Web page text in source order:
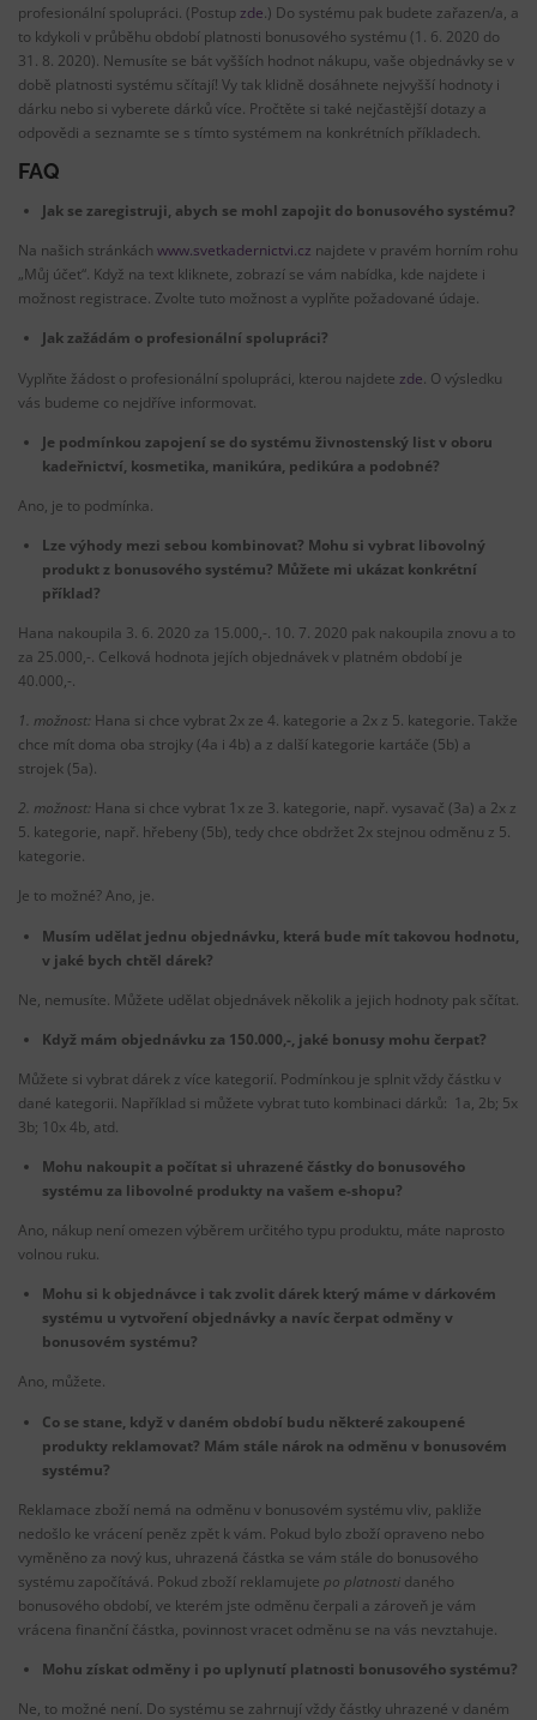
profesionální spolupráci. (Postupzde.) Do systému pak budete zařazen/a, a
to kdykoli v průběhu období platnosti bonusového systému (1. 6. 2020 do
31. 8. 2020). Nemusíte se bát vyšších hodnot nákupu, vaše objednávky se v
době platnosti systému sčítají! Vy tak klidně dosáhnete nejvyšší hodnoty i
dárku nebo si vyberete dárků více. Pročtěte si také nejčastější dotazy a
odpovědi a seznamte se s tímto systémem na konkrétních příkladech.
FAQ
Jak se zaregistruji, abych se mohl zapojit do bonusového systému?
Na našich stránkách www.svetkadernictvi.cz najdete v pravém horním rohu
„Můj účet“. Když na text kliknete, zobrazí se vám nabídka, kde najdete i
možnost registrace. Zvolte tuto možnost a vyplňte požadované údaje.
Jak zažádám o profesionální spolupráci?
Vyplňte žádost o profesionální spolupráci, kterou najdete zde. O výsledku
vás budeme co nejdříve informovat.
Je podmínkou zapojení se do systému živnostenský list v oboru
kadeřnictví, kosmetika, manikúra, pedikúra a podobné?
Ano, je to podmínka.
Lze výhody mezi sebou kombinovat? Mohu si vybrat libovolný
produkt z bonusového systému? Můžete mi ukázat konkrétní
příklad?
Hana nakoupila 3. 6. 2020 za 15.000,-. 10. 7. 2020 pak nakoupila znovu a to
za 25.000,-. Celková hodnota jejích objednávek v platném období je
40.000,-.
1. možnost: Hana si chce vybrat 2x ze 4. kategorie a 2x z 5. kategorie. Takže
chce mít doma oba strojky (4a i 4b) a z další kategorie kartáče (5b) a
strojek (5a).
2. možnost: Hana si chce vybrat 1x ze 3. kategorie, např. vysavač (3a) a 2x z
5. kategorie, např. hřebeny (5b), tedy chce obdržet 2x stejnou odměnu z 5.
kategorie.
Je to možné? Ano, je.
Musím udělat jednu objednávku, která bude mít takovou hodnotu,
v jaké bych chtěl dárek?
Ne, nemusíte. Můžete udělat objednávek několik a jejich hodnoty pak sčítat.
Když mám objednávku za 150.000,-, jaké bonusy mohu čerpat?
Můžete si vybrat dárek z více kategorií. Podmínkou je splnit vždy částku v
dané kategorii. Například si můžete vybrat tuto kombinaci dárků: 1a, 2b; 5x
3b; 10x 4b, atd.
Mohu nakoupit a počítat si uhrazené částky do bonusového
systému za libovolné produkty na vašem e-shopu?
Ano, nákup není omezen výběrem určitého typu produktu, máte naprosto
volnou ruku.
Mohu si k objednávce i tak zvolit dárek který máme v dárkovém
systému u vytvoření objednávky a navíc čerpat odměny v
bonusovém systému?
Ano, můžete.
Co se stane, když v daném období budu některé zakoupené
produkty reklamovat? Mám stále nárok na odměnu v bonusovém
systému?
Reklamace zboží nemá na odměnu v bonusovém systému vliv, pakliže
nedošlo ke vrácení peněz zpět k vám. Pokud bylo zboží opraveno nebo
vyměněno za nový kus, uhrazená částka se vám stále do bonusového
systému započítává. Pokud zboží reklamujete po platnosti daného
bonusového období, ve kterém jste odměnu čerpali a zároveň je vám
vrácena finanční částka, povinnost vracet odměnu se na vás nevztahuje.
Mohu získat odměny i po uplynutí platnosti bonusového systému?
Ne, to možné není. Do systému se zahrnují vždy částky uhrazené v daném